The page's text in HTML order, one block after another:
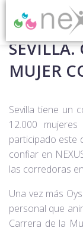
SEVILLA.
MUJER
Sevilla tiene un
12.000
participado este
confiar en
las corredoras
Una vez más
personal que
Carrera de la